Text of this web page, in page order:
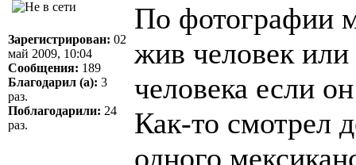
Зарегистрирован: 02
май 2009, 10:04
Сообщения: 189
Благодарил (а): 3
раз.
Поблагодарили: 24
раз.
По фотографии
жив человек или
человека если
Как-то смотрел
одного